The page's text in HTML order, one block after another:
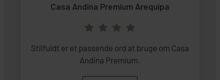
Casa Andina Premium Arequipa
Stilfuldt er et passende ord at bruge om Casa
Andina Premium.